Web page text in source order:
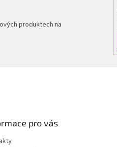
produktech na
pro vás